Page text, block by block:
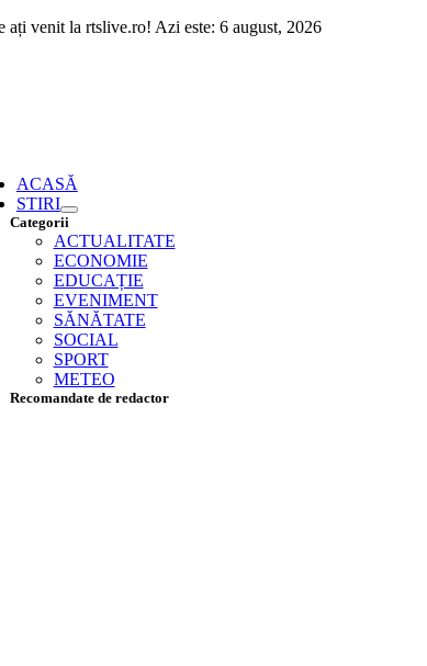
Skip
ați venit la rtslive.ro! Azi este: 6 august, 2026
ACASĂ
STIRI
Categorii
ACTUALITATE
ECONOMIE
EDUCAȚIE
EVENIMENT
SĂNĂTATE
SOCIAL
SPORT
METEO
Recomandate de redactor